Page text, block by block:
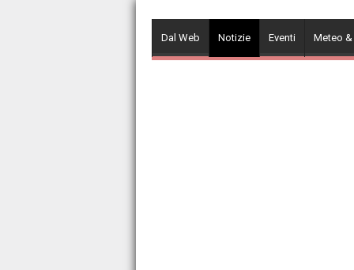
contentDal Web Notizie Eventi Meteo